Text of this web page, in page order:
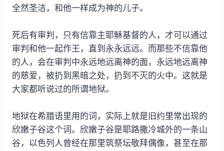
全然圣洁，和他一样成为神的儿子。
死后有审判，只有信靠主耶稣基督的人，才可以通过
审判和他一起作王，直到永永远远。而那些不信靠他
的人，会在审判中永远地远离神的面，永远地远离神
的慈爱，被扔到黑暗之处，扔到不灭的火中。这就是
大家都听说过的所谓地狱。
地狱在希腊语里用的词，实际上就是旧约里常出现的
欣嫩子谷这个词。欣嫩子谷是耶路撒冷城外的一条山
谷，以色列人曾经在那里筑祭坛敬拜偶像，甚至在那